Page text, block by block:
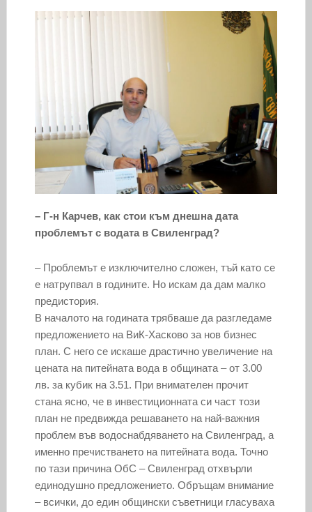
– Г-н Карчев, как стои към днешна дата
проблемът с водата в Свиленград?
– Проблемът е изключително сложен, тъй като се
е натрупвал в годините. Но искам да дам малко
предистория.
В началото на годината трябваше да разгледаме
предложението на ВиК-Хасково за нов бизнес
план. С него се искаше драстично увеличение на
цената на питейната вода в общината – от 3.00
лв. за кубик на 3.51. При внимателен прочит
стана ясно, че в инвестиционната си част този
план не предвижда решаването на най-важния
проблем във водоснабдяването на Свиленград, а
именно пречистването на питейната вода. Точно
по тази причина ОбС – Свиленград отхвърли
единодушно предложението. Обръщам внимание
– всички, до един общински съветници гласуваха